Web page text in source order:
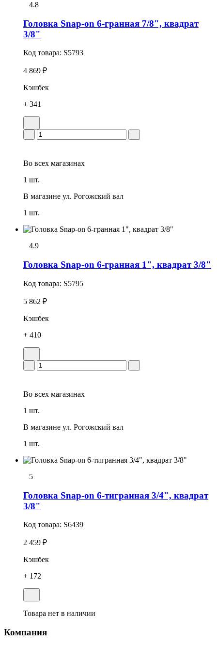
4.8
Головка Snap-on 6-гранная 7/8", квадрат
3/8"
Код товара: S5793
4 869 ₽
Кэшбек
+ 341
Во всех магазинах
1 шт.
В магазине ул. Рогожский вал
1 шт.
4.9
Головка Snap-on 6-гранная 1", квадрат 3/8"
Код товара: S5795
5 862 ₽
Кэшбек
+ 410
Во всех магазинах
1 шт.
В магазине ул. Рогожский вал
1 шт.
5
Головка Snap-on 6-тигранная 3/4", квадрат
3/8"
Код товара: S6439
2 459 ₽
Кэшбек
+ 172
Товара нет в наличии
Компания